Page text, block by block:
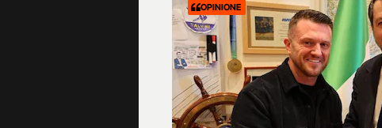
OPINIONE